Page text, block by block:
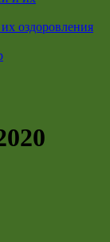
оздоровления